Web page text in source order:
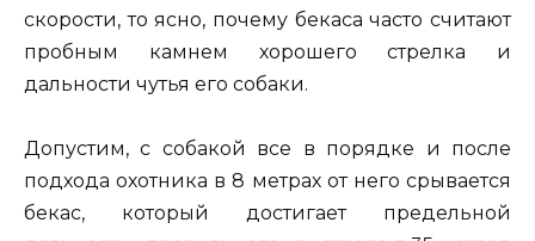
скорости, то ясно, почему бекаса часто считают
пробным камнем хорошего стрелка и
дальности чутья его собаки.
Допустим, с собакой все в порядке и после
подхода охотника в 8 метрах от него срывается
бекас, который достигает предельной